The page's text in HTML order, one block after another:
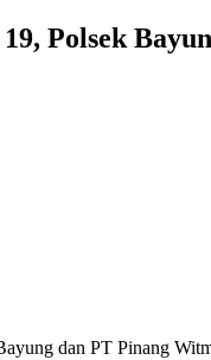
Polsek
dan PT Pinang